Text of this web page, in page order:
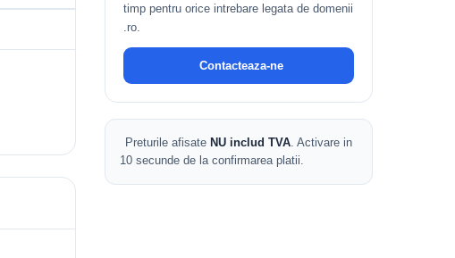
timp pentru orice intrebare legata de domenii
.ro.
Contacteaza-ne
Preturile afisate NU includ TVA . Activare in
10 secunde de la confirmarea platii.